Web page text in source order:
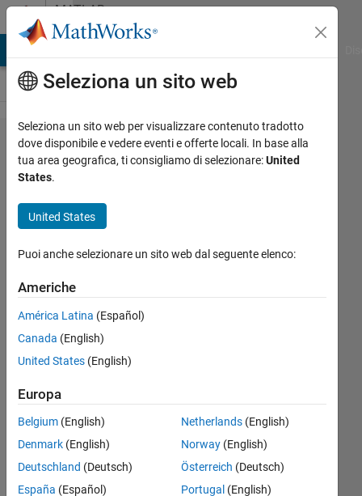
Vai al contenutoMATLAB
Answers
Want to
put my
gui
from
GUIDE)
on a
website
so
can
use it?
A
Seleziona un sito web
Seleziona un sito web per visualizzare contenuto tradotto
dove disponibile e vedere eventi e offerte locali. In base alla
tua area geografica, ti consigliamo di selezionare:United
States.
United States
Puoi anche selezionare un sito web dal seguente elenco:
Americhe
América Latina (Español)
Canada (English)
United States (English)
Europa
Belgium (English)
Denmark (English)
Deutschland (Deutsch)
España (Español)
Netherlands(English)
Norway(English)
Österreich (Deutsch)
Portugal (English)